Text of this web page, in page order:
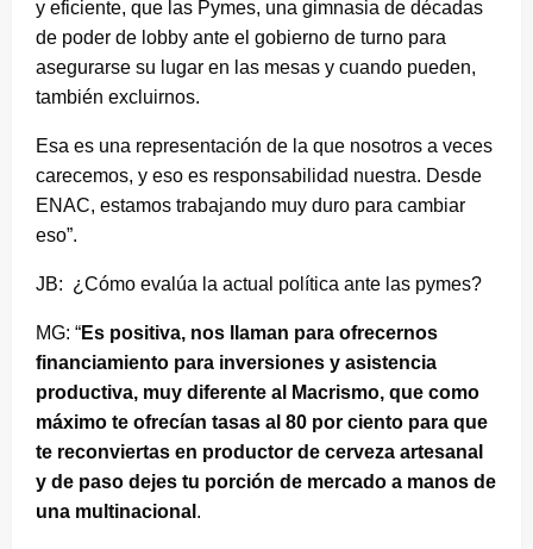
y eficiente, que las Pymes, una gimnasia de décadas
de poder de lobby ante el gobierno de turno para
asegurarse su lugar en las mesas y cuando pueden,
también excluirnos.
Esa es una representación de la que nosotros a veces
carecemos, y eso es responsabilidad nuestra. Desde
ENAC, estamos trabajando muy duro para cambiar
eso”.
JB: ¿Cómo evalúa la actual política ante las pymes?
MG: “Es positiva, nos llaman para ofrecernos
financiamiento para inversiones y asistencia
productiva, muy diferente al Macrismo, que como
máximo te ofrecían tasas al 80 por ciento para que
te reconviertas en productor de cerveza artesanal
y de paso dejes tu porción de mercado a manos de
una multinacional .